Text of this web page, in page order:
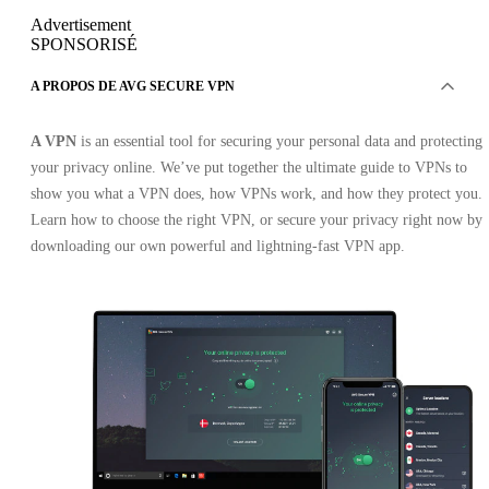
Advertisement
SPONSORISÉ
A PROPOS DE AVG SECURE VPN
A VPN is an essential tool for securing your personal data and protecting
your privacy online. We’ve put together the ultimate guide to VPNs to
show you what a VPN does, how VPNs work, and how they protect you.
Learn how to choose the right VPN, or secure your privacy right now by
downloading our own powerful and lightning-fast VPN app.